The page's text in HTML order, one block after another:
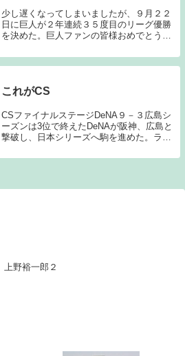
少し遅くなってしまいましたが、９月２２
日に巨人が２年連続３５度目のリーグ優勝
を決めた。巨人ファンの皆様おめでとうご
が決まりこのブログでも「巨人ファンの皆
様優勝おめでとうございます」というタイ
これがCS
CSファイナルステージDeNA９－３広島シ
ーズンは3位で終えたDeNAが阪神、広島と
撃破し、日本シリーズへ駒を進めた。ラミ
躍動がCS突破のポイントとなっただろう
上野裕一郎２